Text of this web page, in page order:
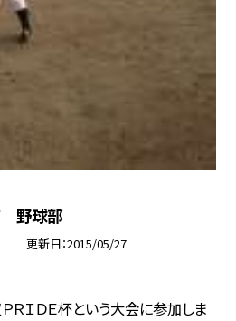
野球部
更新日 2015/05/27
ＲＩＤＥ杯という大会に参加しま